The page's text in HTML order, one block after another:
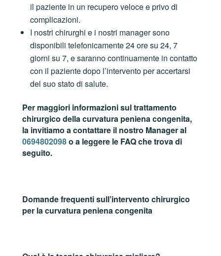
il paziente in un recupero veloce e privo di
complicazioni.
I nostri chirurghi e i nostri manager sono
disponibili telefonicamente 24 ore su 24, 7
giorni su 7, e saranno continuamente in contatto
con il paziente dopo l’intervento per accertarsi
del suo stato di salute.
Per maggiori informazioni sul trattamento
chirurgico della curvatura peniena congenita,
la invitiamo a contattare il nostro Manager al
0694802098o a leggere le FAQ che trova di
seguito.
Domande frequenti sull’intervento chirurgico
per la curvatura peniena congenita